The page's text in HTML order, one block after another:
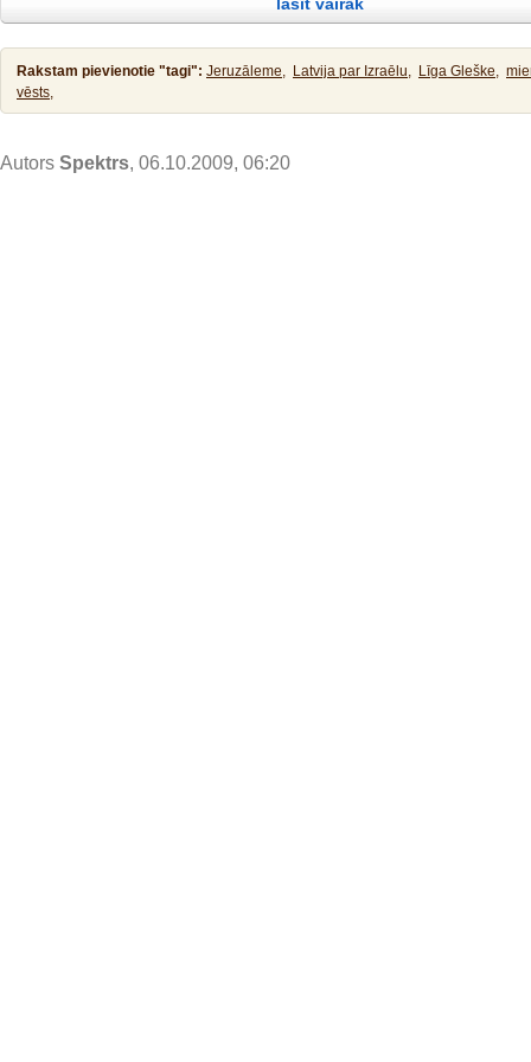
taisnību! Tad viņš to pieļāva. Pēc kristības Jēzus tūliņ izkāpa no ūdens,
Rakstam pievienotie "tagi": Jeruzāleme, Latvija par Izraēlu, Līga Gleške,
vēsts,
Autors Spektrs, 06.10.2009, 06:20